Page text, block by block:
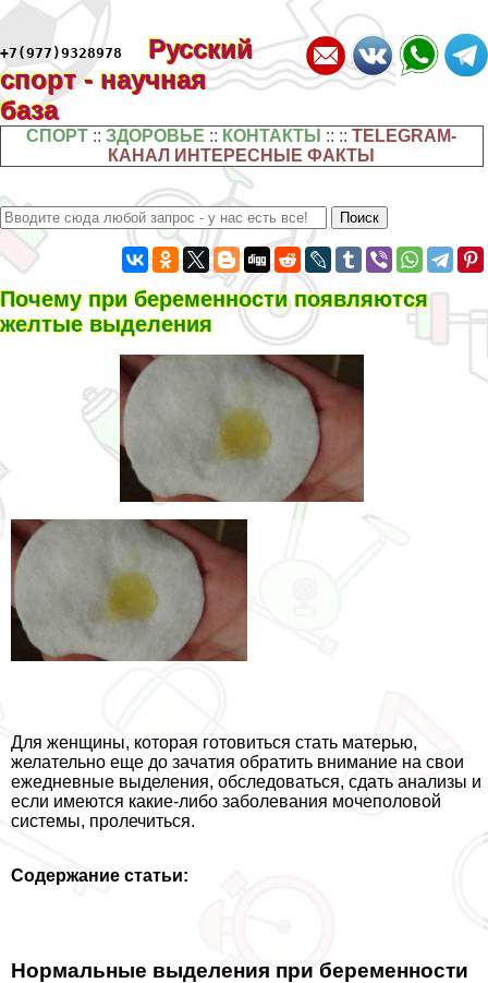
+7(977)9328978
Русский
спорт - научная
база
СПОРТ ::ЗДОРОВЬЕ :: КОНТАКТЫ :: ::TELEGRAM-
КАНАЛ ИНТЕРЕСНЫЕ ФАКТЫ
Почему при беременности появляются
желтые выделения
Для женщины, которая готовиться стать матерью,
желательно еще до зачатия обратить внимание на свои
ежедневные выделения, обследоваться, сдать анализы и
если имеются какие-либо заболевания мочепoлoвoй
системы, пролечиться.
Содержание статьи:
Нормальные выделения при беременности